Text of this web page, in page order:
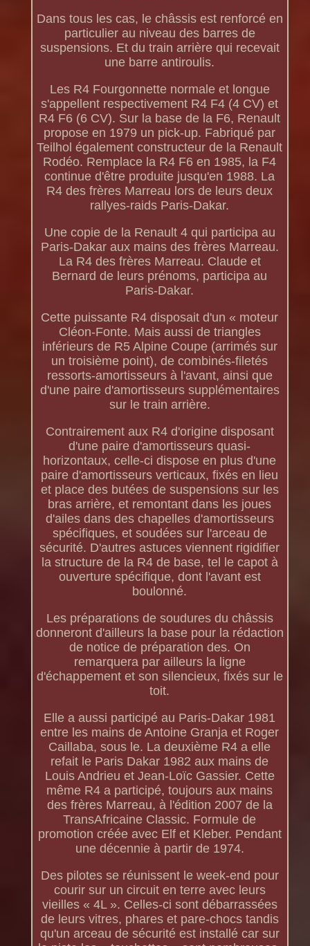
Dans tous les cas, le châssis est renforcé en
particulier au niveau des barres de
suspensions. Et du train arrière qui recevait
une barre antiroulis.
Les R4 Fourgonnette normale et longue
s'appellent respectivement R4 F4 (4 CV) et
R4 F6 (6 CV). Sur la base de la F6, Renault
propose en 1979 un pick-up. Fabriqué par
Teilhol également constructeur de la Renault
Rodéo. Remplace la R4 F6 en 1985, la F4
continue d'être produite jusqu'en 1988. La
R4 des frères Marreau lors de leurs deux
rallyes-raids Paris-Dakar.
Une copie de la Renault 4 qui participa au
Paris-Dakar aux mains des frères Marreau.
La R4 des frères Marreau. Claude et
Bernard de leurs prénoms, participa au
Paris-Dakar.
Cette puissante R4 disposait d'un « moteur
Cléon-Fonte. Mais aussi de triangles
inférieurs de R5 Alpine Coupe (arrimés sur
un troisième point), de combinés-filetés
ressorts-amortisseurs à l'avant, ainsi que
d'une paire d'amortisseurs supplémentaires
sur le train arrière.
Contrairement aux R4 d'origine disposant
d'une paire d'amortisseurs quasi-
horizontaux, celle-ci dispose en plus d'une
paire d'amortisseurs verticaux, fixés en lieu
et place des butées de suspensions sur les
bras arrière, et remontant dans les joues
d'ailes dans des chapelles d'amortisseurs
spécifiques, et soudées sur l'arceau de
sécurité. D'autres astuces viennent rigidifier
la structure de la R4 de base, tel le capot à
ouverture spécifique, dont l'avant est
boulonné.
Les préparations de soudures du châssis
donneront d'ailleurs la base pour la rédaction
de notice de préparation des. On
remarquera par ailleurs la ligne
d'échappement et son silencieux, fixés sur le
toit.
Elle a aussi participé au Paris-Dakar 1981
entre les mains de Antoine Granja et Roger
Caillaba, sous le. La deuxième R4 a elle
refait le Paris Dakar 1982 aux mains de
Louis Andrieu et Jean-Loïc Gassier. Cette
même R4 a participé, toujours aux mains
des frères Marreau, à l'édition 2007 de la
TransAfricaine Classic. Formule de
promotion créée avec Elf et Kleber. Pendant
une décennie à partir de 1974.
Des pilotes se réunissent le week-end pour
courir sur un circuit en terre avec leurs
vieilles « 4L ». Celles-ci sont débarrassées
de leurs vitres, phares et pare-chocs tandis
qu'un arceau de sécurité est installé car sur